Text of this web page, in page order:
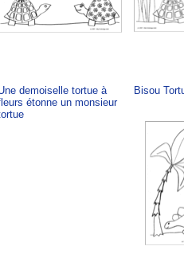
demoiselle tortue à
étonne un monsieur
Bisou